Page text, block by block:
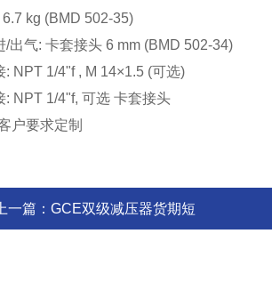
kg (BMD 502-35)
/出气: 卡套接头 6 mm (BMD 502-34)
: NPT 1/4"f , M 14×1.5 (可选)
: NPT 1/4"f, 可选 卡套接头
根据客
上一篇： GCE双级减压器货期短